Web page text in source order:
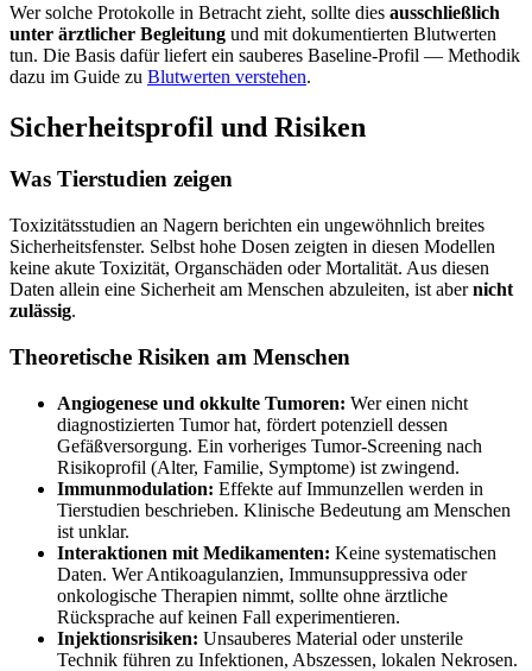
Wer solche Protokolle in Betracht zieht, sollte dies ausschließlich
unter ärztlicher Begleitung und mit dokumentierten Blutwerten
tun. Die Basis dafür liefert ein sauberes Baseline-Profil — Methodik
dazu im Guide zu Blutwerten verstehen.
Sicherheitsprofil und Risiken
Was Tierstudien zeigen
Toxizitätsstudien an Nagern berichten ein ungewöhnlich breites
Sicherheitsfenster. Selbst hohe Dosen zeigten in diesen Modellen
keine akute Toxizität, Organschäden oder Mortalität. Aus diesen
Daten allein eine Sicherheit am Menschen abzuleiten, ist abernicht
zulässig.
Theoretische Risiken am Menschen
Angiogenese und okkulte Tumoren: Wer einen nicht
diagnostizierten Tumor hat, fördert potenziell dessen
Gefäßversorgung. Ein vorheriges Tumor-Screening nach
Risikoprofil (Alter, Familie, Symptome) ist zwingend.
Immunmodulation: Effekte auf Immunzellen werden in
Tierstudien beschrieben. Klinische Bedeutung am Menschen
ist unklar.
Interaktionen mit Medikamenten: Keine systematischen
Daten. Wer Antikoagulanzien, Immunsuppressiva oder
onkologische Therapien nimmt, sollte ohne ärztliche
Rücksprache auf keinen Fall experimentieren.
Injektionsrisiken: Unsauberes Material oder unsterile
Technik führen zu Infektionen, Abszessen, lokalen Nekrosen.